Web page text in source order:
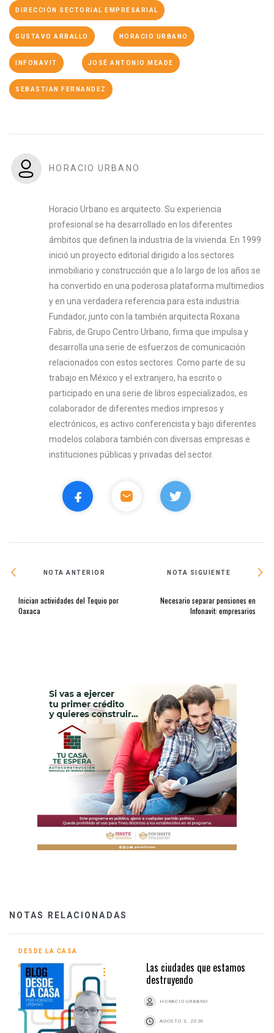
DIRECCIÓN SECTORIAL EMPRESARIAL
GUSTAVO ARBALLO HORACIO URBANO
INFONAVIT JOSÉ ANTONIO MEADE
SEBASTIAN FERNANDEZ
HORACIO URBANO
Horacio Urbano es arquitecto. Su experiencia
profesional se ha desarrollado en los diferentes
ámbitos que definen la industria de la vivienda. En 1999
inició un proyecto editorial dirigido a los sectores
inmobiliario y construcción que a lo largo de los años se
ha convertido en una poderosa plataforma multimedios
y en una verdadera referencia para esta industria.
Fundador, junto con la también arquitecta Roxana
Fabris, de Grupo Centro Urbano, firma que impulsa y
desarrolla una serie de esfuerzos de comunicación
relacionados con estos sectores. Como parte de su
trabajo en México y el extranjero, ha escrito o
participado en una serie de libros especializados, es
colaborador de diferentes medios impresos y
electrónicos, es activo conferencista y bajo diferentes
modelos colabora también con diversas empresas e
instituciones públicas y privadas del sector.
NOTA ANTERIOR
Inician actividades del Tequio por
Oaxaca
NOTA SIGUIENTE
Necesario separar pensiones en
Infonavit: empresarios
NOTAS RELACIONADAS
DESDE LA CASA
Las ciudades que estamos
destruyendo
HORACIO URBANO
AGOSTO 3, 2026